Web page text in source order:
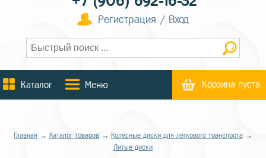
Регистрация / Вход
Каталог Меню Корзина пуста
Главная → Каталог товаров → Колесные диски для легкового транспорта →
Литые диски